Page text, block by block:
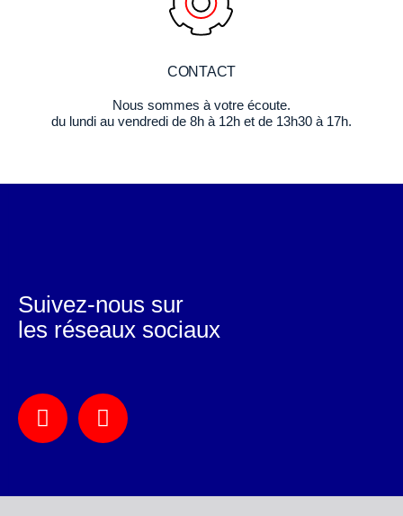
CONTACT
Nous sommes à votre écoute.
du lundi au vendredi de 8h à 12h et de 13h30 à 17h.
Suivez-nous sur
les réseaux sociaux